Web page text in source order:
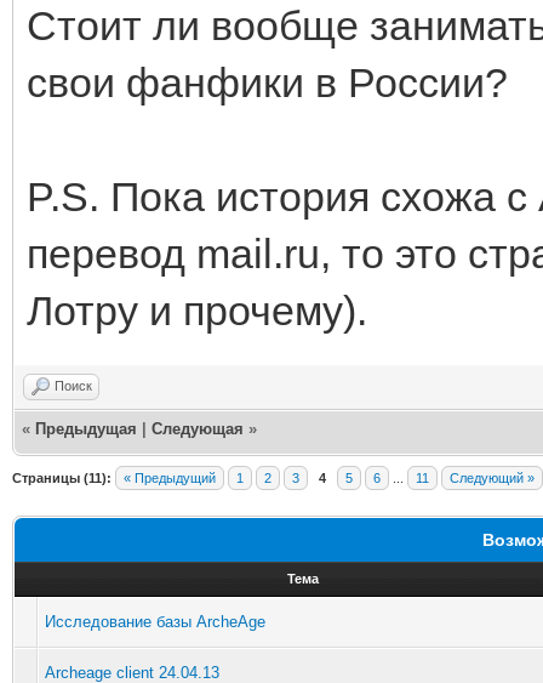
Стоит ли вообще
свои фанфики в России?
P.S. Пока история схожа
перевод mail.ru, то это
Лотру и прочему).
Поиск
« Предыдущая Следующая »
Страницы (11): « Предыдущий 1 2 3 4 5 6 11 Следующий »
Тема
Исследование базы ArcheAge
Archeage client 24.04.13